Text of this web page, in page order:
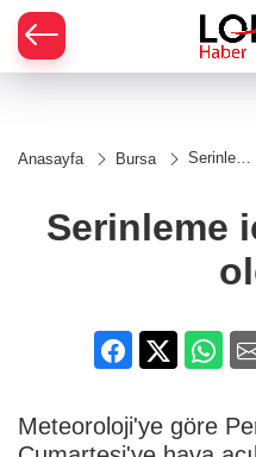
Anasayfa Bursa
Serinleme
Serinleme
Meteoroloji'ye göre